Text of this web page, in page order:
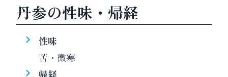
丹参の性味・帰経
性味
苦・微寒
帰経